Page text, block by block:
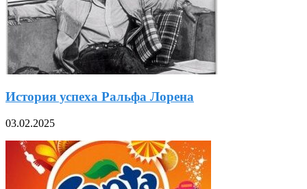
История успеха Ральфа Лорена
03.02.2025